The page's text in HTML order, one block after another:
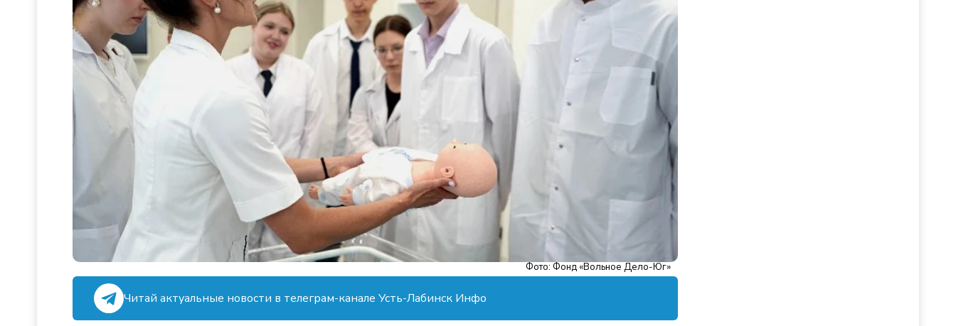
Фото: Фонд «Вольное Дело-Юг»
Читай актуальные новости в телеграм-канале Усть-Лабинск Инфо